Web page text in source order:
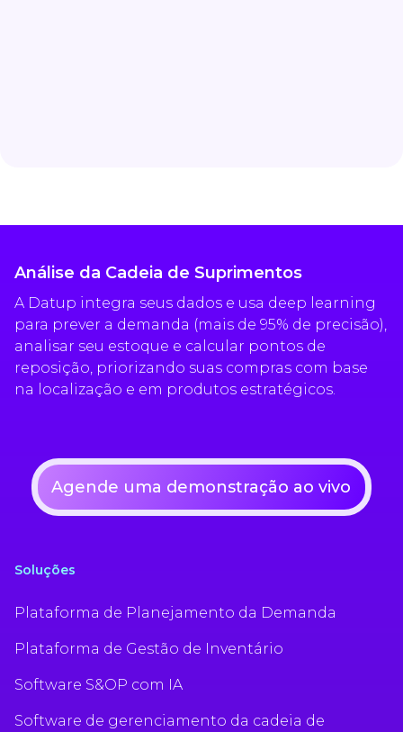
Análise da Cadeia de Suprimentos
A Datup integra seus dados e usa deep learning
para prever a demanda (mais de 95% de precisão),
analisar seu estoque e calcular pontos de
reposição, priorizando suas compras com base
na localização e em produtos estratégicos.
Agende uma demonstração ao vivo
Soluções
Plataforma de Planejamento da Demanda
Plataforma de Gestão de Inventário
Software S&OP com IA
Software de gerenciamento da cadeia de